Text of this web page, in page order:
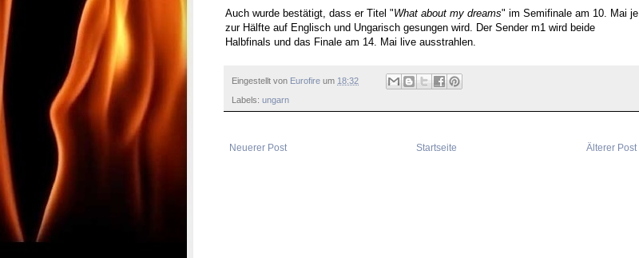
Auch wurde bestätigt, dass er Titel "What about my dreams" im Semifinale am 10. Mai je
zur Hälfte auf Englisch und Ungarisch gesungen wird. Der Sender m1 wird beide
Halbfinals und das Finale am 14. Mai live ausstrahlen.
Eingestellt von Eurofire um 18:32
Labels: ungarn
Neuerer Post Älterer Post
Startseite